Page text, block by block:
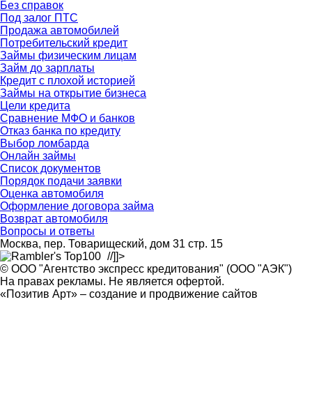
Без справок
Под залог ПТС
Продажа автомобилей
Потребительский кредит
Займы физическим лицам
Займ до зарплаты
Кредит с плохой историей
Займы на открытие бизнеса
Цели кредита
Сравнение МФО и банков
Отказ банка по кредиту
Выбор ломбарда
Онлайн займы
Список документов
Порядок подачи заявки
Оценка автомобиля
Оформление договора займа
Возврат автомобиля
Вопросы и ответы
Москва, пер. Товарищеский, дом 31 стр. 15
//]]>
© ООО "Агентство экспресс кредитования" (ООО "АЭК")
На правах рекламы. Не является офертой.
«Позитив Арт» – создание и продвижение сайтов